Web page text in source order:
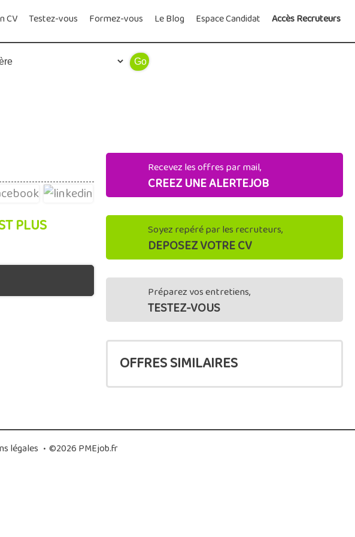
CV Testez-vous Formez-vous Le Blog Espace Candidat Accès Recruteurs
PLUS
Recevez les offres par mail,
CREEZ UNE ALERTEJOB
Soyez repéré par les recruteurs,
DEPOSEZ VOTRE CV
Préparez vos entretiens,
TESTEZ-VOUS
OFFRES SIMILAIRES
légales • ©2026 PMEjob.fr